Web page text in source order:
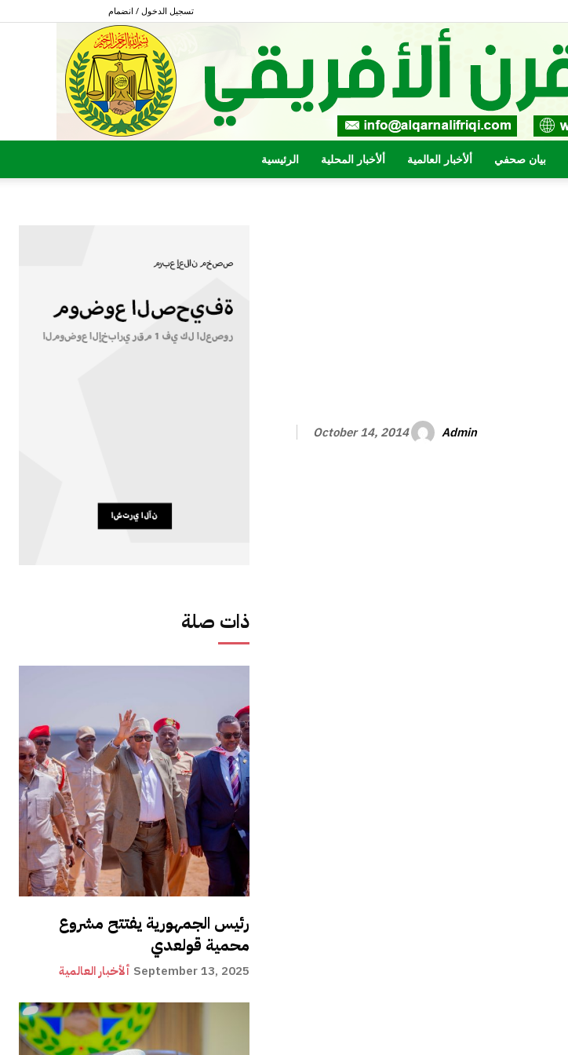
تسجيل الدخول / انضمام
الرئيسية ألأخبار المحلية ألأخبار العالمية بيان صحفي
ذات صلة
رئيس الجمهورية يفتتح مشروع
محمية قولعدي
ألأخبار العالمية September 13, 2025
October 14, 2014 Admin